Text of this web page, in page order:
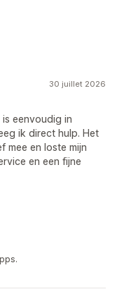
30 juillet 2026
eenvoudig in
ik direct hulp. Het
mee en loste mijn
en een fijne